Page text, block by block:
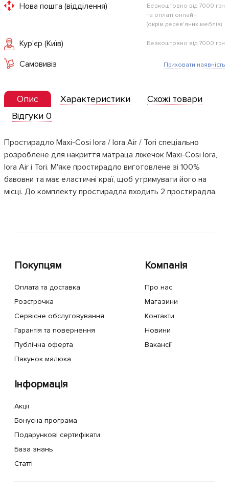
Нова пошта (відділення)
Безкоштовно від 7000 грн
та оплаті онлайн
(окрім дерев'яних меблів)
Кур'єр (Київ) Безкоштовно від 7000 грн
Самовивіз Приховати наявність
Опис Характеристики
Схожі товари
Відгуки 0
Простирадло Maxi-Cosi Iora / Iora Air / Tori спеціально
розроблене для накриття матраца ліжечок Maxi-Cosi Iora,
Iora Air і Tori. М'яке простирадло виготовлене зі 100%
бавовни та має еластичні краї, щоб утримувати його на
місці. До комплекту простирадла входить 2 простирадла.
Покупцям
Оплата та доставка
Розстрочка
Сервісне обслуговування
Гарантія та повернення
Публічна оферта
Пакунок малюка
Компанія
Про нас
Магазини
Контакти
Новини
Вакансії
Інформація
Акції
Бонусна програма
Подарункові сертифікати
База знань
Статті